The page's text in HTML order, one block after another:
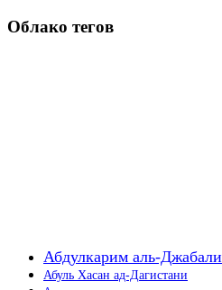
Облако тегов
Абдулкарим аль-Джабали
Абуль Хасан ад-Дагистани